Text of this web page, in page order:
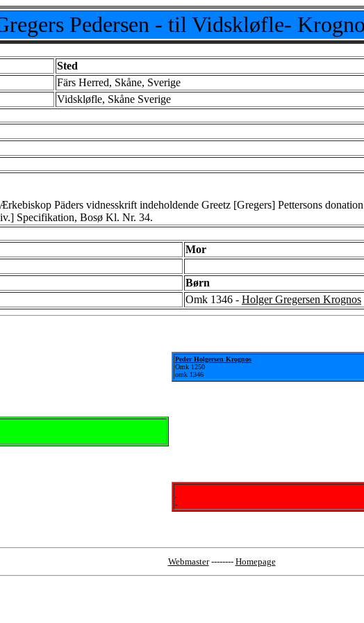
Pedersen - til Vidskløfle-
Sted
Färs Herred, Skåne, Sverige
Vidskløfle, Skåne Sverige
Päders vidnesskrift indeholdende Greetz [Gregers] Pettersons
Specifikation, Bosø Kl. Nr. 34.
Mor
Børn
Omk 1346 - Holger Gregersen Krognos
Peder Holgersen Krognos
Omk 1250
omk 1346
-
-
Webmaster-------- Homepage